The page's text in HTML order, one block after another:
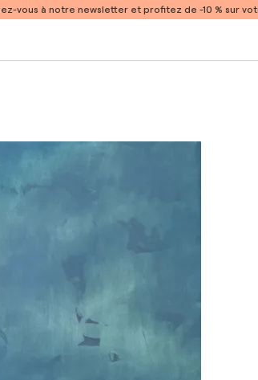
vous à notre newsletter et profitez de -10 % sur